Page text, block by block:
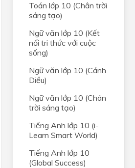
Toán lớp 10 (Chân trời
sáng tạo)
Ngữ văn lớp 10 (Kết
nối tri thức với cuộc
sống)
Ngữ văn lớp 10 (Cánh
Diều)
Ngữ văn lớp 10 (Chân
trời sáng tạo)
Tiếng Anh lớp 10 (i-
Learn Smart World)
Tiếng Anh lớp 10
(Global Success)